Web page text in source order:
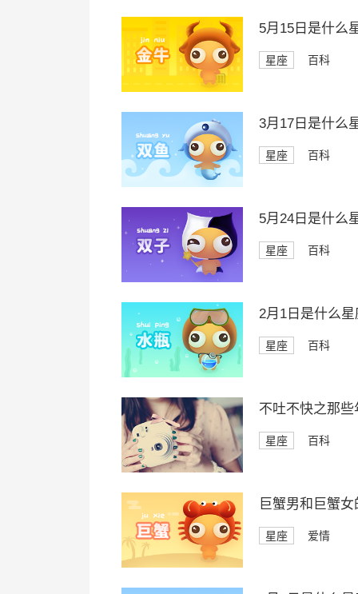
5月15日是什么
星座 百科
3月17日是什么
星座 百科
5月24日是什么
星座 百科
2月1日是什么星
星座 百科
不吐不快之那
星座 百科
巨蟹男和巨蟹
星座 爱情